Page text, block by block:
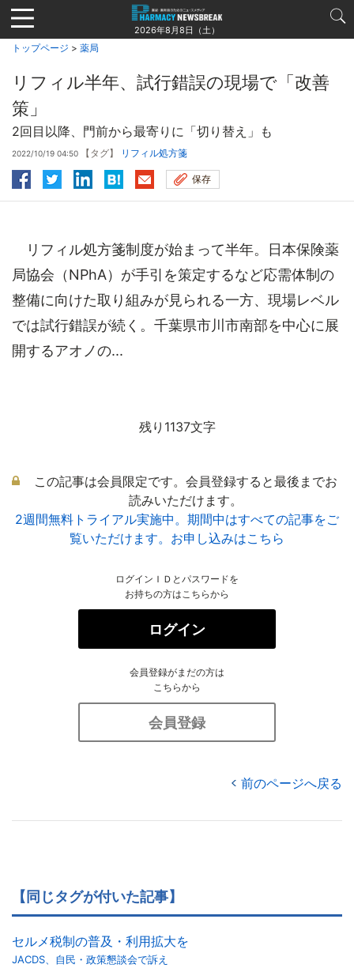
Jump
to
navigation
2026年8月8日（土）
トップページ > 薬局
リフィル半年、試行錯誤の現場で「改善
策」
2回目以降、門前から最寄りに「切り替え」も
2022/10/19 04:50 【タグ】 リフィル処方箋
保存
リフィル処方箋制度が始まって半年。日本保険薬
局協会（NPhA）が手引を策定するなど応需体制の
整備に向けた取り組みが見られる一方、現場レベル
では試行錯誤が続く。千葉県市川市南部を中心に展
開するアオノの...
残り1137文字
この記事は会員限定です。会員登録すると最後までお
読みいただけます。
2週間無料トライアル実施中。期間中はすべての記事をご
覧いただけます。お申し込みはこちら
ログインＩＤとパスワードを
お持ちの方はこちらから
ログイン
会員登録がまだの方は
こちらから
会員登録
前のページへ戻る
【同じタグが付いた記事】
セルメ税制の普及・利用拡大を
JACDS、自民・政策懇談会で訴え